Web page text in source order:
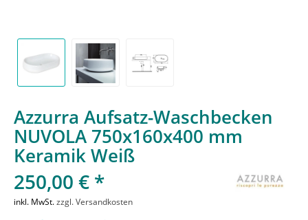
Azzurra Aufsatz-Waschbecken
NUVOLA 750x160x400 mm
Keramik Weiß
250,00 € *
inkl. MwSt.zzgl. Versandkosten